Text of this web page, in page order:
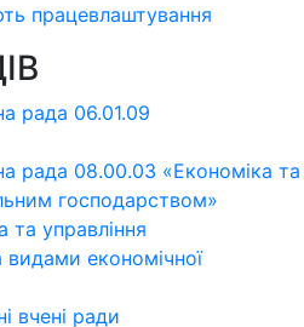
працевлаштування
рада 06.01.09
рада 08.00.03 «Економіка та
господарством»
та управління
економічної
вчені ради